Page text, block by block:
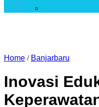
Home / Banjarbaru
Inovasi